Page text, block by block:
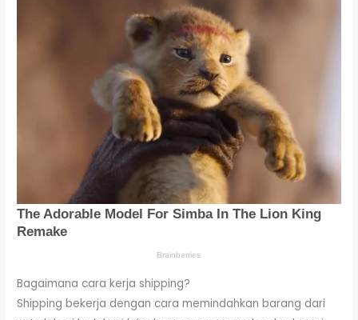
Bagaimana cara kerja shipping?
Shipping bekerja dengan cara memindahkan barang dari